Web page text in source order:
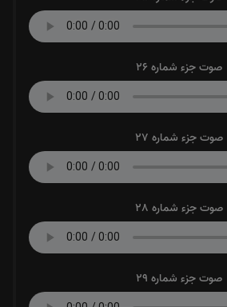
صوت جزء شماره 26
صوت جزء شماره 27
صوت جزء شماره 28
صوت جزء شماره 29